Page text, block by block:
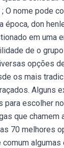
O nome pode
época, don
em uma
de o
opções
os mais
Alguns
para escolher
que chamem
70 melhores
comum